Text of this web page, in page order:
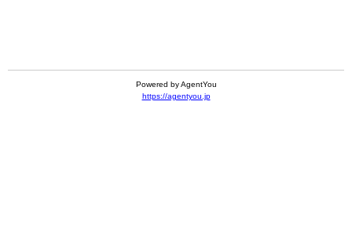
Powered by AgentYou
https://agentyou.jp